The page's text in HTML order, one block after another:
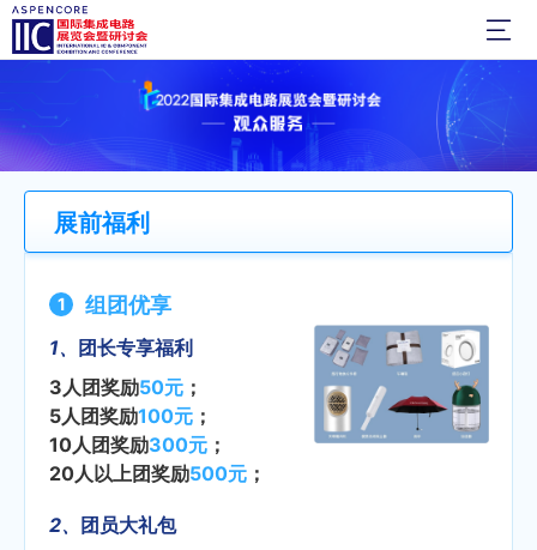

观众报名
展前福利
组团优享
1、
团长专享福利
3人团奖励50元 ；
5人团奖励100元 ；
10人团奖励300元 ；
20人以上团奖励500元 ；
2、
团员大礼包